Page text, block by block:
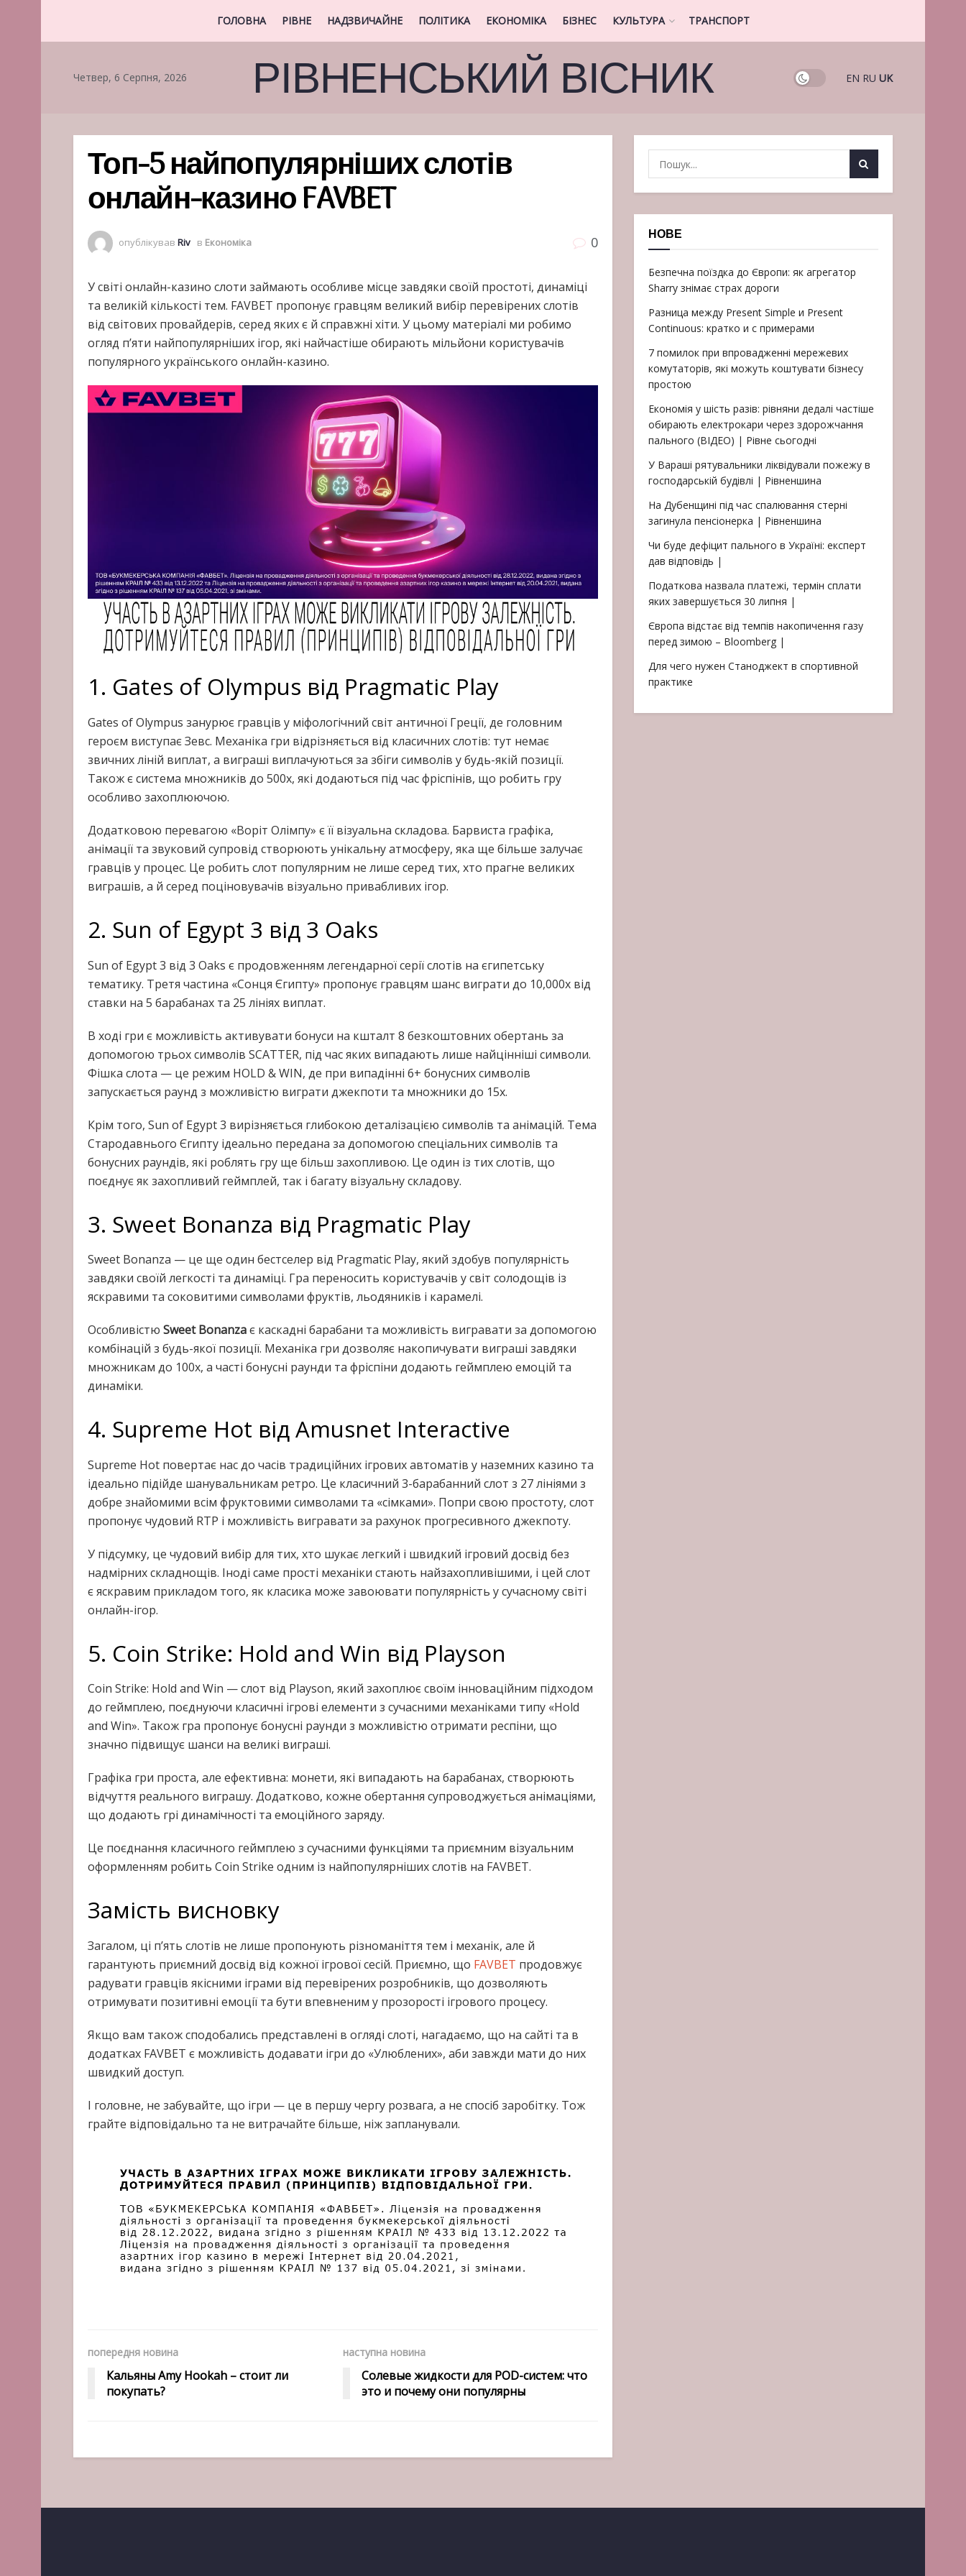
ГОЛОВНА РІВНЕ НАДЗВИЧАЙНЕ ПОЛІТИКА ЕКОНОМІКА БІЗНЕС КУЛЬТУРА ТРАНСПОРТ
Четвер, 6 Серпня, 2026 РІВНЕНСЬКИЙ ВІСНИК EN RU UK
Топ-5 найпопулярніших слотів
онлайн-казино FAVBET
опублікував Riv в Економіка 0
У світі онлайн-казино слоти займають особливе місце завдяки своїй простоті, динаміці
та великій кількості тем. FAVBET пропонує гравцям великий вибір перевірених слотів
від світових провайдерів, серед яких є й справжні хіти. У цьому матеріалі ми робимо
огляд п’яти найпопулярніших ігор, які найчастіше обирають мільйони користувачів
популярного українського онлайн-казино.
1. Gates of Olympus від Pragmatic Play
Gates of Olympus занурює гравців у міфологічний світ античної Греції, де головним
героєм виступає Зевс. Механіка гри відрізняється від класичних слотів: тут немає
звичних ліній виплат, а виграші виплачуються за збіги символів у будь-якій позиції.
Також є система множників до 500x, які додаються під час фріспінів, що робить гру
особливо захоплюючою.
Додатковою перевагою «Воріт Олімпу» є її візуальна складова. Барвиста графіка,
анімації та звуковий супровід створюють унікальну атмосферу, яка ще більше залучає
гравців у процес. Це робить слот популярним не лише серед тих, хто прагне великих
виграшів, а й серед поціновувачів візуально привабливих ігор.
2. Sun of Egypt 3 від 3 Oaks
Sun of Egypt 3 від 3 Oaks є продовженням легендарної серії слотів на єгипетську
тематику. Третя частина «Сонця Єгипту» пропонує гравцям шанс виграти до 10,000x від
ставки на 5 барабанах та 25 лініях виплат.
В ході гри є можливість активувати бонуси на кшталт 8 безкоштовних обертань за
допомогою трьох символів SCATTER, під час яких випадають лише найцінніші символи.
Фішка слота — це режим HOLD & WIN, де при випадінні 6+ бонусних символів
запускається раунд з можливістю виграти джекпоти та множники до 15x.
Крім того, Sun of Egypt 3 вирізняється глибокою деталізацією символів та анімацій. Тема
Стародавнього Єгипту ідеально передана за допомогою спеціальних символів та
бонусних раундів, які роблять гру ще більш захопливою. Це один із тих слотів, що
поєднує як захопливий геймплей, так і багату візуальну складову.
3. Sweet Bonanza від Pragmatic Play
Sweet Bonanza — це ще один бестселер від Pragmatic Play, який здобув популярність
завдяки своїй легкості та динаміці. Гра переносить користувачів у світ солодощів із
яскравими та соковитими символами фруктів, льодяників і карамелі.
Особливістю Sweet Bonanzaє каскадні барабани та можливість вигравати за допомогою
комбінацій з будь-якої позиції. Механіка гри дозволяє накопичувати виграші завдяки
множникам до 100х, а часті бонусні раунди та фріспіни додають геймплею емоцій та
динаміки.
4. Supreme Hot від Amusnet Interactive
Supreme Hot повертає нас до часів традиційних ігрових автоматів у наземних казино та
ідеально підійде шанувальникам ретро. Це класичний 3-барабанний слот з 27 лініями з
добре знайомими всім фруктовими символами та «сімками». Попри свою простоту, слот
пропонує чудовий RTP і можливість вигравати за рахунок прогресивного джекпоту.
У підсумку, це чудовий вибір для тих, хто шукає легкий і швидкий ігровий досвід без
надмірних складнощів. Іноді саме прості механіки стають найзахопливішими, і цей слот
є яскравим прикладом того, як класика може завоювати популярність у сучасному світі
онлайн-ігор.
5. Coin Strike: Hold and Win від Playson
Coin Strike: Hold and Win — слот від Playson, який захоплює своїм інноваційним підходом
до геймплею, поєднуючи класичні ігрові елементи з сучасними механіками типу «Hold
and Win». Також гра пропонує бонусні раунди з можливістю отримати респіни, що
значно підвищує шанси на великі виграші.
Графіка гри проста, але ефективна: монети, які випадають на барабанах, створюють
відчуття реального виграшу. Додатково, кожне обертання супроводжується анімаціями,
що додають грі динамічності та емоційного заряду.
Це поєднання класичного геймплею з сучасними функціями та приємним візуальним
оформленням робить Coin Strike одним із найпопулярніших слотів на FAVBET.
Замість висновку
Загалом, ці п’ять слотів не лише пропонують різноманіття тем і механік, але й
гарантують приємний досвід від кожної ігрової сесій. Приємно, що FAVBET продовжує
радувати гравців якісними іграми від перевірених розробників, що дозволяють
отримувати позитивні емоції та бути впевненим у прозорості ігрового процесу.
Якщо вам також сподобались представлені в огляді слоті, нагадаємо, що на сайті та в
додатках FAVBET є можливість додавати ігри до «Улюблених», аби завжди мати до них
швидкий доступ.
І головне, не забувайте, що ігри — це в першу чергу розвага, а не спосіб заробітку. Тож
грайте відповідально та не витрачайте більше, ніж запланували.
попередня новина
Кальяны Amy Hookah – стоит ли
покупать?
наступна новина
Солевые жидкости для POD-систем: что
это и почему они популярны
НОВЕ
Безпечна поїздка до Європи: як агрегатор
Sharry знімає страх дороги
Разница между Present Simple и Present
Continuous: кратко и с примерами
7 помилок при впровадженні мережевих
комутаторів, які можуть коштувати бізнесу
простою
Економія у шість разів: рівняни дедалі частіше
обирають електрокари через здорожчання
пального (ВІДЕО) | Рівне сьогодні
У Вараші рятувальники ліквідували пожежу в
господарській будівлі | Рівненшина
На Дубенщині під час спалювання стерні
загинула пенсіонерка | Рівненшина
Чи буде дефіцит пального в Україні: експерт
дав відповідь |
Податкова назвала платежі, термін сплати
яких завершується 30 липня |
Європа відстає від темпів накопичення газу
перед зимою – Bloomberg |
Для чего нужен Станоджект в спортивной
практике